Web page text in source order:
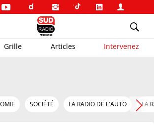
Grille Articles Intervenez
SOCIÉTÉ LA RADIO DE L'AUTO LA